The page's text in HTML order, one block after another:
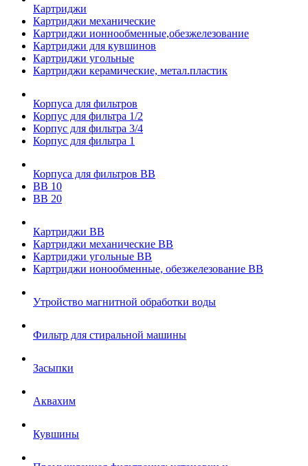
Картриджи
Картриджи механические
Картриджи ионнообменные,обезжелезование
Картриджи для кувшинов
Картриджи угольные
Картриджи керамические, метал.пластик
Корпуса для фильтров
Корпус для фильтра 1/2
Корпус для фильтра 3/4
Корпус для фильтра 1
Корпуса для фильтров ВВ
ВВ 10
ВВ 20
Картриджи ВВ
Картриджи механические ВВ
Картриджи угольные ВВ
Картриджи ионообменные, обезжелезование ВВ
Утройство магнитной обработки воды
Фильтр для стиральной машины
Засыпки
Аквахим
Кувшины